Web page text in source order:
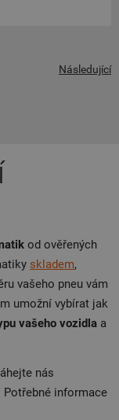
Následující
od ověřených
skladem,
vašeho pneu vám
umožní vybírat jak
vašeho vozidla a
nás
Potřebné informace